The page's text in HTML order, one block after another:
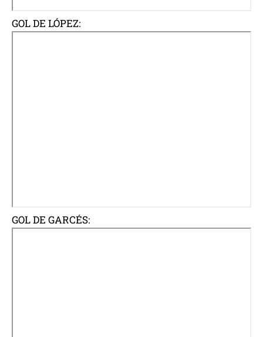
GOL DE LÓPEZ:
GOL DE GARCÉS: